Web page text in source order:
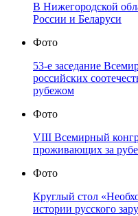
В Нижегородской
России и Беларуси
Фото
53-е заседание
российских
рубежом
Фото
VIII Всемирный
проживающих за
Фото
Круглый стол
истории русского